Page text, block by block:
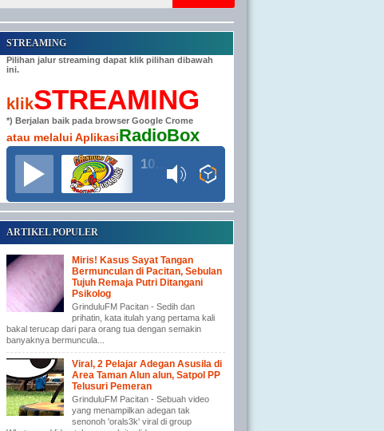
STREAMING
Pilihan jalur streaming dapat klik pilihan dibawah
ini.
klikSTREAMING
*) Berjalan baik pada browser Google Crome
atau melalui AplikasiRadioBox
ARTIKEL POPULER
Miris! Kasus Sayat Tangan
Bermunculan di Pacitan, Sebulan
Tujuh Remaja Putri Ditangani
Psikolog
GrinduluFM Pacitan - Sedih dan
prihatin, kata itulah yang pertama kali
bakal terucap dari para orang tua dengan semakin
banyaknya bermuncula...
Viral, 2 Pelajar Adegan Asusila di
Area Taman Alun alun, Satpol PP
Telusuri Pemeran
GrinduluFM Pacitan - Sebuah video
yang menampilkan adegan tak
senonoh 'orals3k' viral di group